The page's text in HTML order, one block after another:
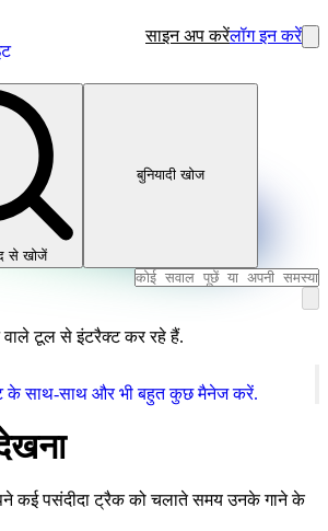
साइन अप करेंलॉग इन करें
से खोजें
बुनियादी खोज
टूल से इंटरैक्ट कर रहे हैं.
के साथ-साथ और भी बहुत कुछ मैनेज करें.
कई पसंदीदा ट्रैक को चलाते समय उनके गाने के